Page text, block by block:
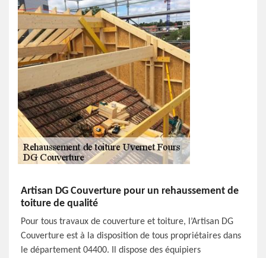
Artisan DG Couverture pour un rehaussement de
toiture de qualité
Pour tous travaux de couverture et toiture, l’Artisan DG
Couverture est à la disposition de tous propriétaires dans
le département 04400. Il dispose des équipiers